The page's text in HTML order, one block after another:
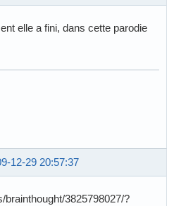
elle a fini, dans cette parodie
12-29 20:57:37
3825798027/?